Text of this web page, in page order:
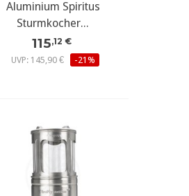
Aluminium Spiritus
Sturmkocher...
115,12 €
UVP: 145,90 €
-21%